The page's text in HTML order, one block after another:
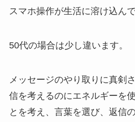
スマホ操作が生活に溶け込ん
50代の場合は少し違います。
メッセージのやり取りに真剣
信を考えるのにエネルギーを
とを考え、言葉を選び、返信